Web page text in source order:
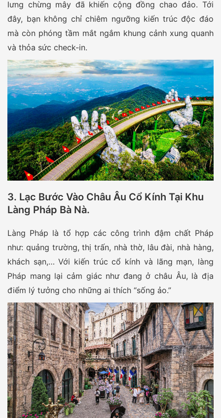
lưng chừng mây đã khiến cộng đồng chao đảo. Tới
đây, bạn không chỉ chiêm ngưỡng kiến trúc độc đáo
mà còn phóng tầm mắt ngắm khung cảnh xung quanh
và thỏa sức check-in.
3. Lạc Bước Vào Châu Âu Cổ Kính Tại Khu
Làng Pháp Bà Nà.
Làng Pháp là tổ hợp các công trình đậm chất Pháp
như: quảng trường, thị trấn, nhà thờ, lâu đài, nhà hàng,
khách sạn,… Với kiến trúc cổ kính và lãng mạn, làng
Pháp mang lại cảm giác như đang ở châu Âu, là địa
điểm lý tưởng cho những ai thích “sống ảo.”